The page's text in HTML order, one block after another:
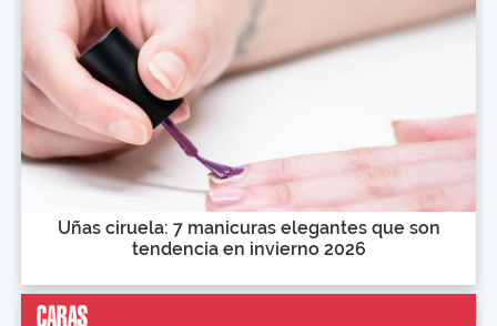
Uñas ciruela: 7 manicuras elegantes que son
tendencia en invierno 2026